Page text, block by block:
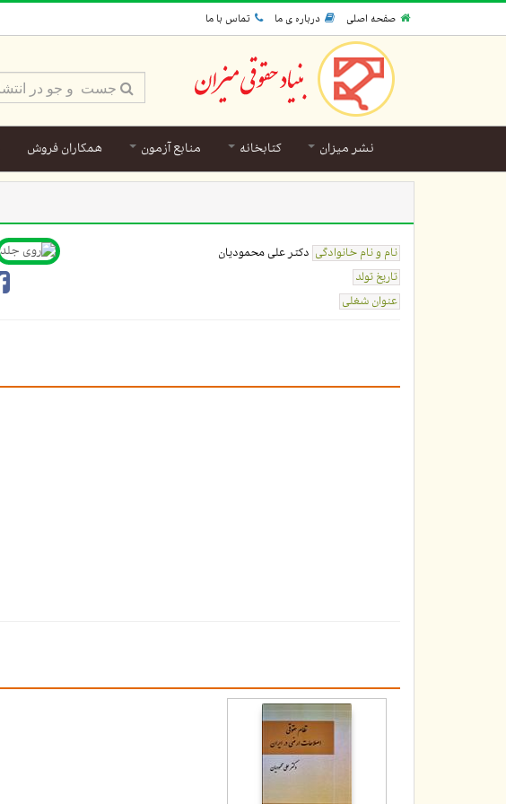
صفحه اصلی درباره ی ما تماس با ما
نشر میزان کتابخانه منابع آزمون همکاران فروش
نام و نام خانوادگی دکتر علی محمودیان
تاریخ تولد
عنوان شغلی